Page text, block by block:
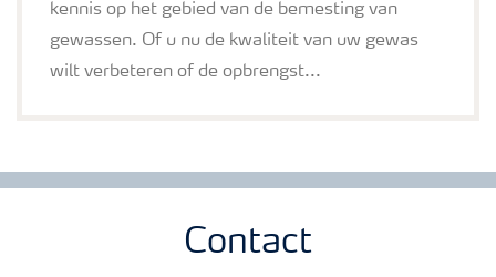
kennis op het gebied van de bemesting van
gewassen. Of u nu de kwaliteit van uw gewas
wilt verbeteren of de opbrengst...
Contact